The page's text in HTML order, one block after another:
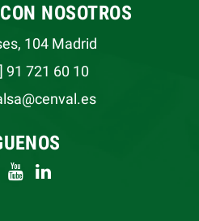
NOSOTROS
104 Madrid
91 721 60 10